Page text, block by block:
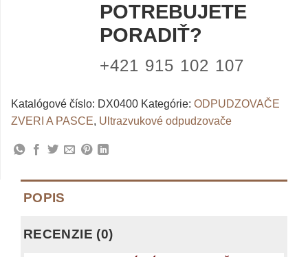
POTREBUJETE
PORADIŤ?
+421 915 102 107
Katalógové číslo: DX0400 Kategórie: ODPUDZOVAČE
ZVERI A PASCE, Ultrazvukové odpudzovače
POPIS
RECENZIE (0)